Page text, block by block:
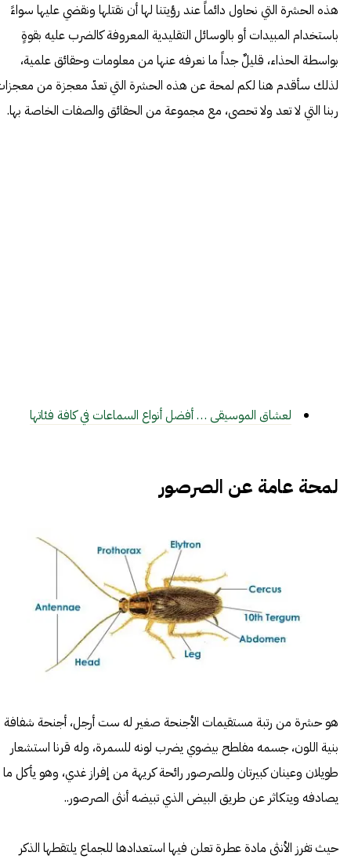
هذه الحشرة التي نحاول دائماً عند رؤيتنا لها أن نقتلها ونقضي عليها سواءً
باستخدام المبيدات أو بالوسائل التقليدية المعروفة كالضرب عليه بقوةٍ
بواسطة الحذاء، قليلٌ جداً ما نعرفه عنها من معلومات وحقائق علمية،
لذلك سأقدم هنا لكم لمحة عن هذه الحشرة التي تعدّ معجزة من
ربنا التي لا تعد ولا تحصى، مع مجموعة من الحقائق والصفات الخاصة بها.
لعشاق الموسيقى … أفضل أنواع السماعات في كافة فئاتها
لمحة عامة عن الصرصور
هو حشرة من رتبة مستقيمات الأجنحة صغير له ست أرجل، أجنحة شفافة
بنية اللون، جسمه مفلطح بيضوي يضرب لونه للسمرة، وله قرنا استشعار
طويلان وعينان كبيرتان وللصرصور رائحة كريهة من إفراز غدي، وهو يأكل ما
يصادفه ويتكاثر عن طريق البيض الذي تبيضه أنثى الصرصور..
حيث تفرز الأنثى مادة عطرة تعلن فيها استعدادها للجماع يلتقطها الذكر